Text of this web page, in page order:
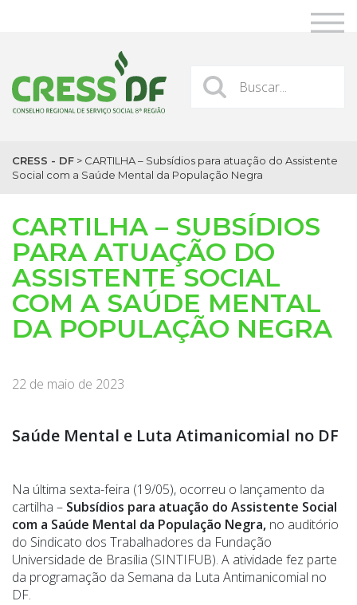
CRESS - DF > CARTILHA – Subsídios para atuação do Assistente
Social com a Saúde Mental da População Negra
CARTILHA – SUBSÍDIOS
PARA ATUAÇÃO DO
ASSISTENTE SOCIAL
COM A SAÚDE MENTAL
DA POPULAÇÃO NEGRA
22 de maio de 2023
Saúde Mental e Luta Atimanicomial no DF
Na última sexta-feira (19/05), ocorreu o lançamento da
cartilha – Subsídios para atuação do Assistente Social
com a Saúde Mental da População Negra, no auditório
do Sindicato dos Trabalhadores da Fundação
Universidade de Brasília (SINTIFUB). A atividade fez parte
da programação da Semana da Luta Antimanicomial no
DF.